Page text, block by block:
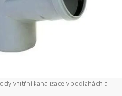
vnitřní kanalizace v podlahách a